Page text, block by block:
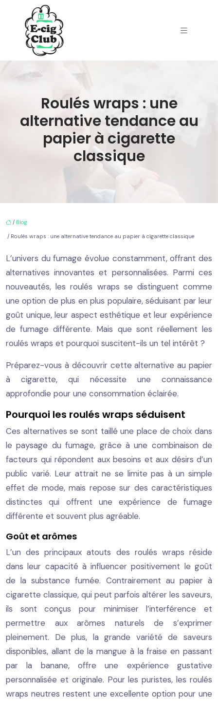
Roulés wraps : une
alternative tendance au
papier à cigarette
classique
/ Blog
/ Roulés wraps : une alternative tendance au papier à cigarette classique
L’univers du fumage évolue constamment, offrant des
alternatives innovantes et personnalisées. Parmi ces
nouveautés, les roulés wraps se distinguent comme
une option de plus en plus populaire, séduisant par leur
goût unique, leur aspect esthétique et leur expérience
de fumage différente. Mais que sont réellement les
roulés wraps et pourquoi suscitent-ils un tel intérêt ?
Préparez-vous à découvrir cette alternative au papier
à cigarette, qui nécessite une connaissance
approfondie pour une consommation éclairée.
Pourquoi les roulés wraps séduisent
Ces alternatives se sont taillé une place de choix dans
le paysage du fumage, grâce à une combinaison de
facteurs qui répondent aux besoins et aux désirs d’un
public varié. Leur attrait ne se limite pas à un simple
effet de mode, mais repose sur des caractéristiques
distinctes qui offrent une expérience de fumage
différente et souvent plus agréable.
Goût et arômes
L’un des principaux atouts des roulés wraps réside
dans leur capacité à influencer positivement le goût
de la substance fumée. Contrairement au papier à
cigarette classique, qui peut parfois altérer les saveurs,
ils sont conçus pour minimiser l’interférence et
permettre aux arômes naturels de s’exprimer
pleinement. De plus, la grande variété de saveurs
disponibles, allant de la mangue à la fraise en passant
par la banane, offre une expérience gustative
personnalisée et originale. Pour les puristes, les roulés
wraps neutres restent une excellente option pour une